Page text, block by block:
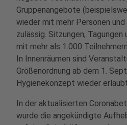
Gruppenangebote
wieder mit mehr Personen
zulässig. Sitzungen, Tagungen
mit mehr als 1.000
In Innenräumen sind
Größenordnung ab dem 1.
Hygienekonzept wieder
In der aktualisierten
wurde die angekündigte